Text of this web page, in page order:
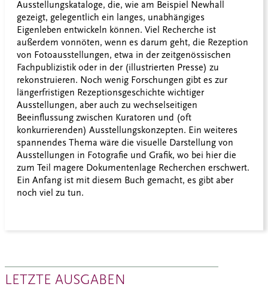
Ausstellungskataloge, die, wie am Beispiel Newhall
gezeigt, gelegentlich ein langes, unabhängiges
Eigenleben entwickeln können. Viel Recherche ist
außerdem vonnöten, wenn es darum geht, die Rezeption
von Fotoausstellungen, etwa in der zeitgenössischen
Fachpublizistik oder in der (illustrierten Presse) zu
rekonstruieren. Noch wenig Forschungen gibt es zur
längerfristigen Rezeptionsgeschichte wichtiger
Ausstellungen, aber auch zu wechselseitigen
Beeinflussung zwischen Kuratoren und (oft
konkurrierenden) Ausstellungskonzepten. Ein weiteres
spannendes Thema wäre die visuelle Darstellung von
Ausstellungen in Fotografie und Grafik, wo bei hier die
zum Teil magere Dokumentenlage Recherchen erschwert.
Ein Anfang ist mit diesem Buch gemacht, es gibt aber
noch viel zu tun.
LETZTE AUSGABEN